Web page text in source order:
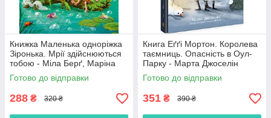
Книжка Маленька одноріжка
Зіронька. Мрії здійснюються
тобою - Міла Берґ, Маріна
Кремер (9786170959324)
Готово до відправки
288 ₴ 320 ₴
Книга Еґґі Мортон. Королева
таємниць. Опасність в Оул-
Парку - Марта Джоселін
(9786170971692)
Готово до відправки
351 ₴ 390 ₴